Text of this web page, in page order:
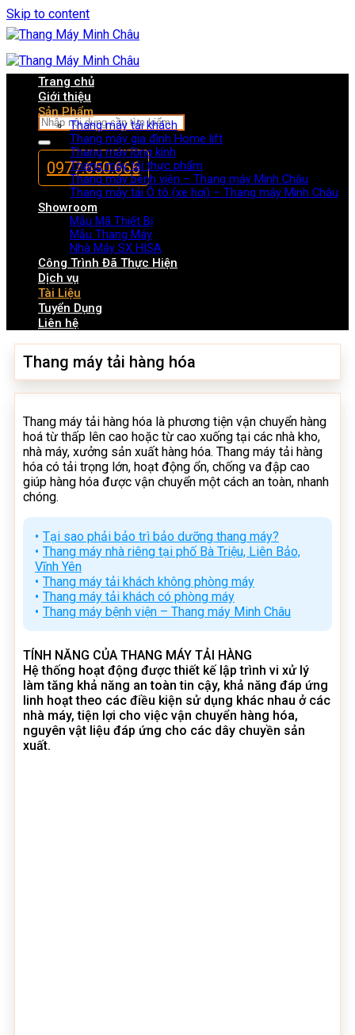
Skip to content
0977.650.666
Trang chủ
Giới thiệu
Sản Phẩm
Thang máy tải khách
Thang máy gia đình Home lift
Thang máy lồng kính
Thang máy tải thực phẩm
Thang máy bệnh viện – Thang máy Minh Châu
Thang máy tải Ô tô (xe hơi) – Thang máy Minh Châu
Showroom
Mẫu Mã Thiết Bị
Mẫu Thang Máy
Nhà Máy SX HISA
Công Trình Đã Thực Hiện
Dịch vụ
Tài Liệu
Tuyển Dụng
Liên hệ
Thang máy tải hàng hóa
Thang máy tải hàng hóa là phương tiện vận chuyển hàng
hoá từ thấp lên cao hoặc từ cao xuống tại các nhà kho,
nhà máy, xưởng sản xuất hàng hóa. Thang máy tải hàng
hóa có tải trọng lớn, hoạt động ổn, chống va đập cao
giúp hàng hóa được vận chuyển một cách an toàn, nhanh
chóng.
Tại sao phải bảo trì bảo dưỡng thang máy?
Thang máy nhà riêng tại phố Bà Triệu, Liên Bảo,
Vĩnh Yên
Thang máy tải khách không phòng máy
Thang máy tải khách có phòng máy
Thang máy bệnh viện – Thang máy Minh Châu
TÍNH NĂNG CỦA THANG MÁY TẢI HÀNG
Hệ thống hoạt động được thiết kế lập trình vi xử lý
làm tăng khả năng an toàn tin cậy, khả năng đáp ứng
linh hoạt theo các điều kiện sử dụng khác nhau ở các
nhà máy, tiện lợi cho việc vận chuyển hàng hóa,
nguyên vật liệu đáp ứng cho các dây chuyền sản
xuất.